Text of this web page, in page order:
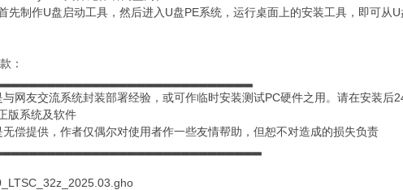
先制作U盘启动工具，然后进入U盘PE系统，运行桌面上的安装工具，即可从U
：
网友交流系统封装部署经验，或可作临时安装测试PC硬件之用。请在安装后
版系统及软件
偿提供，作者仅偶尔对使用者作一些友情帮助，但恕不对造成的损失负责